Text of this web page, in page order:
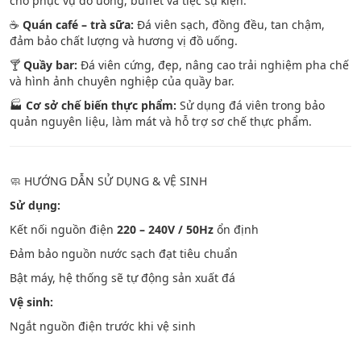
☕ Quán café – trà sữa: Đá viên sạch, đồng đều, tan chậm,
đảm bảo chất lượng và hương vị đồ uống.
🍸 Quầy bar: Đá viên cứng, đẹp, nâng cao trải nghiệm pha chế
và hình ảnh chuyên nghiệp của quầy bar.
🏭 Cơ sở chế biến thực phẩm: Sử dụng đá viên trong bảo
quản nguyên liệu, làm mát và hỗ trợ sơ chế thực phẩm.
🧼 HƯỚNG DẪN SỬ DỤNG & VỆ SINH
Sử dụng:
Kết nối nguồn điện 220 – 240V / 50Hzổn định
Đảm bảo nguồn nước sạch đạt tiêu chuẩn
Bật máy, hệ thống sẽ tự động sản xuất đá
Vệ sinh:
Ngắt nguồn điện trước khi vệ sinh